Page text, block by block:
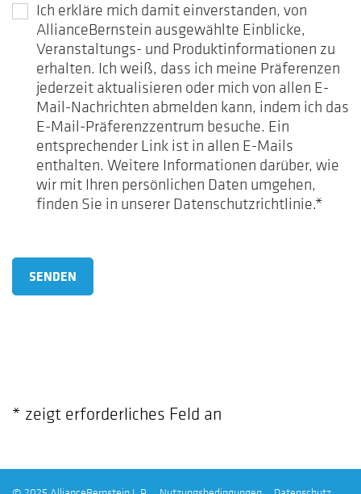
Ich erkläre mich damit einverstanden, von
AllianceBernstein ausgewählte Einblicke,
Veranstaltungs- und Produktinformationen zu
erhalten. Ich weiß, dass ich meine Präferenzen
jederzeit aktualisieren oder mich von allen E-
Mail-Nachrichten abmelden kann, indem ich das
E-Mail-Präferenzzentrum besuche. Ein
entsprechender Link ist in allen E-Mails
enthalten. Weitere Informationen darüber, wie
wir mit Ihren persönlichen Daten umgehen,
finden Sie in unserer Datenschutzrichtlinie.*
SENDEN
* zeigt erforderliches Feld an